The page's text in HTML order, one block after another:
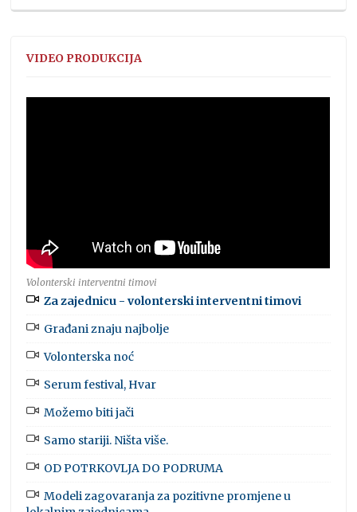
VIDEO PRODUKCIJA
Volonterski interventni timovi
Za zajednicu - volonterski interventni timovi
Građani znaju najbolje
Volonterska noć
Serum festival, Hvar
Možemo biti jači
Samo stariji. Ništa više.
OD POTRKOVLJA DO PODRUMA
Modeli zagovaranja za pozitivne promjene u